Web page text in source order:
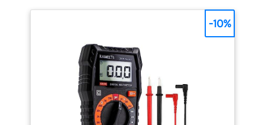
-10%